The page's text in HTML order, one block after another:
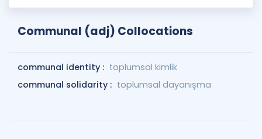
Communal (adj) Collocations
communal identity : toplumsal kimlik
communal solidarity : toplumsal dayanışma